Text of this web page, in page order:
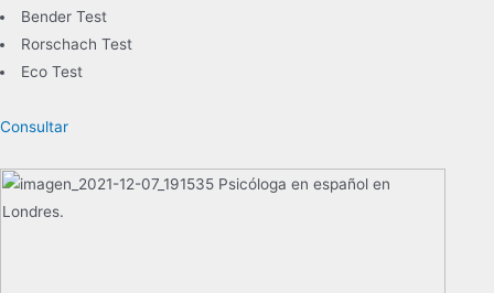
Bender Test
Rorschach Test
Eco Test
Consultar